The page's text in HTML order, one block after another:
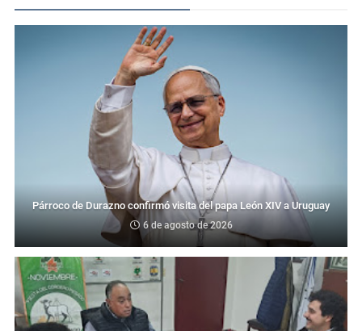
Párroco de Durazno confirmó visita del papa León XIV a Uruguay
6 de agosto de 2026